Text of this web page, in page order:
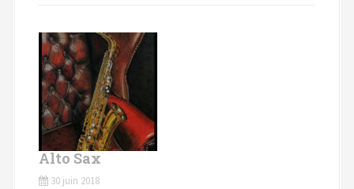
Alto Sax
30 juin 2018